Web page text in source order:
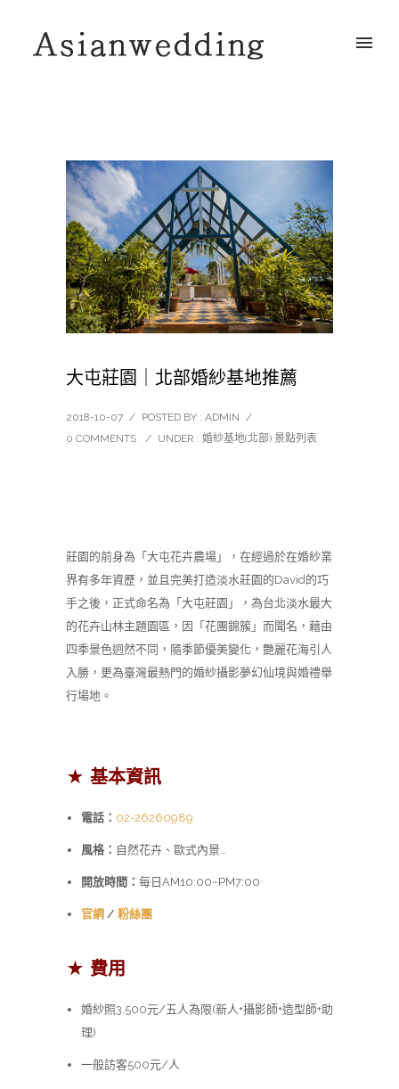
大屯莊園｜北部婚紗基地推薦
2018-10-07 / POSTED BY : ADMIN /
0 COMMENTS
/ UNDER : 婚紗基地(北部) 景點列表
莊園的前身為「大屯花卉農場」，在經過於在婚紗業
界有多年資歷，並且完美打造淡水莊園的David的巧
手之後，正式命名為「大屯莊園」，為台北淡水最大
的花卉山林主題園區，因「花團錦簇」而聞名，藉由
四季景色迥然不同，隨季節優美變化，艷麗花海引人
入勝，更為臺灣最熱門的婚紗攝影夢幻仙境與婚禮舉
行場地。
★ 基本資訊
電話： 02-26260989
風格： 自然花卉、歐式內景…
開放時間： 每日AM10:00~PM7:00
官網 / 粉絲團
★ 費用
婚紗照3,500元/五人為限(新人+攝影師+造型師+助
理)
一般訪客500元/人